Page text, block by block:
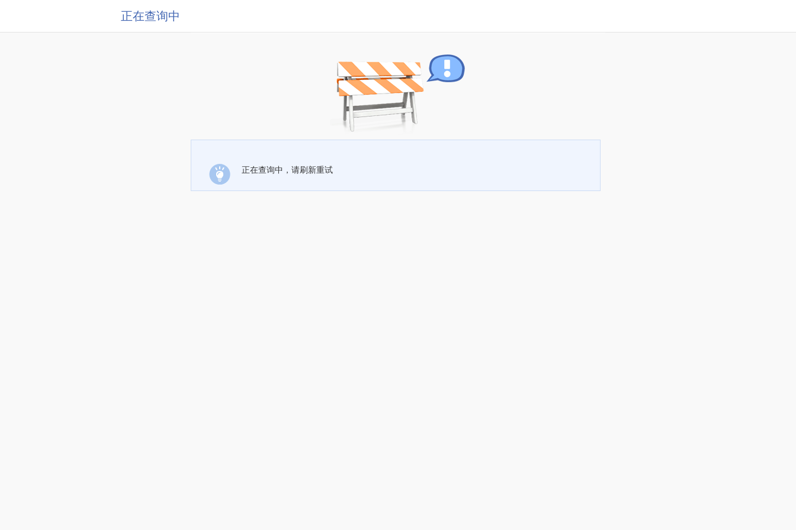
正在查询中
正在查询中，请刷新重试